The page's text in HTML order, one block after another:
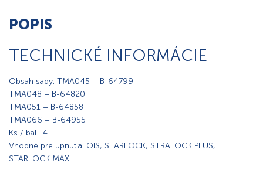
POPIS
TECHNICKÉ INFORMÁCIE
Obsah sady: TMA045 – B-64799
TMA048 – B-64820
TMA051 – B-64858
TMA066 – B-64955
Ks / bal.: 4
Vhodné pre upnutia: OIS, STARLOCK, STRALOCK PLUS,
STARLOCK MAX